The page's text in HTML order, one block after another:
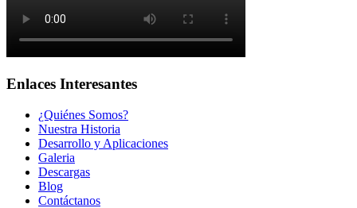
Enlaces Interesantes
¿Quiénes Somos?
Nuestra Historia
Desarrollo y Aplicaciones
Galeria
Descargas
Blog
Contáctanos